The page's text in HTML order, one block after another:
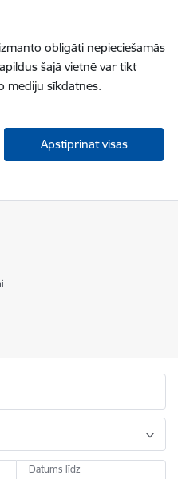
obligāti nepieciešamās
šajā vietnē var tikt
mediju sīkdatnes.
Apstiprināt visas
Datums līdz